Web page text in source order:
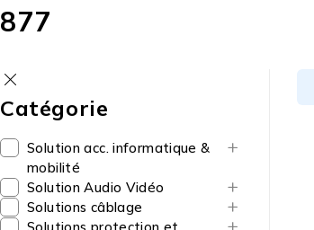
877
Catégorie
Solution acc. informatique &
mobilité
Solution Audio Vidéo
Solutions câblage